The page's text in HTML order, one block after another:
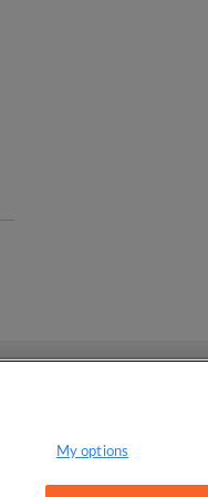
My options